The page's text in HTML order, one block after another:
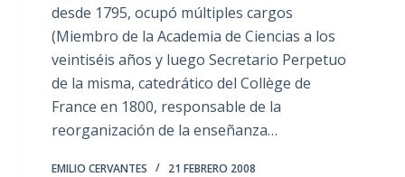
desde 1795, ocupó múltiples cargos
(Miembro de la Academia de Ciencias a los
veintiséis años y luego Secretario Perpetuo
de la misma, catedrático del Collège de
France en 1800, responsable de la
reorganización de la enseñanza…
EMILIO CERVANTES 21 FEBRERO 2008